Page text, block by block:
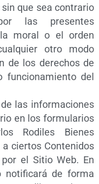
que sea contrario
las presentes
moral o el orden
otro modo
de los derechos de
funcionamiento del
las informaciones
en los formularios
Rodiles Bienes
ciertos Contenidos
el Sitio Web. En
notificará de forma